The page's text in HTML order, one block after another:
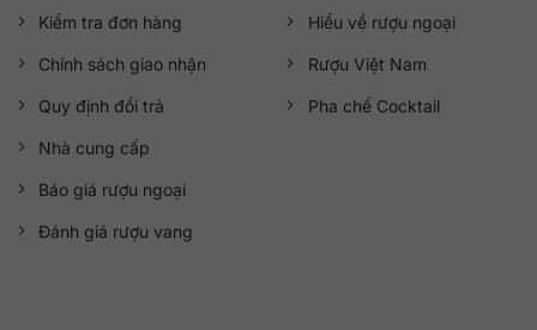
Kiểm tra đơn hàng
Chính sách giao nhận
Quy định đổi trả
Nhà cung cấp
Báo giá rượu ngoại
Đánh giá rượu vang
Hiểu về rượu ngoại
Rượu Việt Nam
Pha chế Cocktail